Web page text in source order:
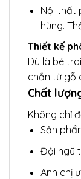
Nội thất
hùng.
Thiết kế
Dù là bé
chắn từ gỗ
Chất
Không chỉ
Sản
Đội ngũ
Anh chị